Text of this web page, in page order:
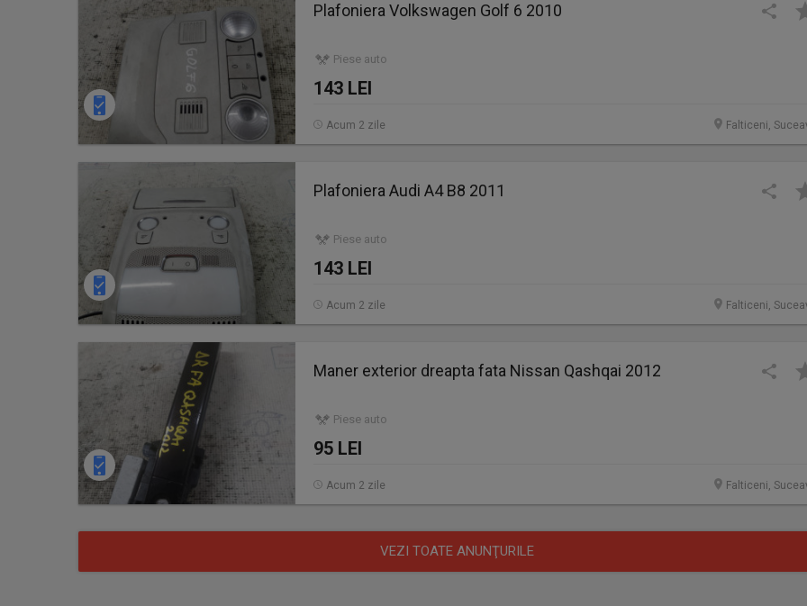
Plafoniera Volkswagen Golf 6 2010
Piese auto
143 LEI
Falticeni,
Acum 2 zile
Plafoniera Audi A4 B8 2011
Piese auto
143 LEI
Falticeni,
Acum 2 zile
Maner exterior dreapta fata Nissan Qashqai 2012
Piese auto
95 LEI
Falticeni,
Acum 2 zile
VEZI TOATE ANUNŢURILE